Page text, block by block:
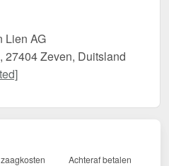
Lien AG
27404 Zeven, Duitsland
Achteraf betalen